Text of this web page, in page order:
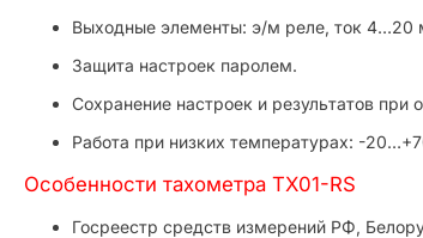
Выходные элементы: э/м реле, ток 4…20
Защита настроек паролем.
Сохранение настроек и результатов при
Работа при низких температурах: -
Особенности тахометра ТХ01-RS
Госреестр средств измерений РФ,